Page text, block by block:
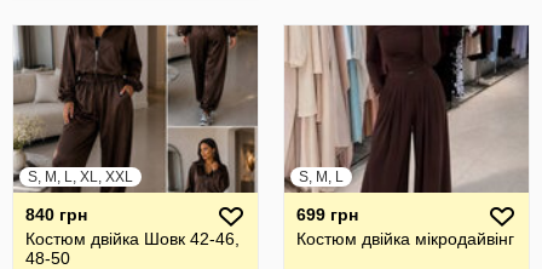
S, M, L, XL, XXL
840 грн
Костюм двійка Шовк 42-46,
48-50
S, M, L
699 грн
Костюм двійка мікродайвінг